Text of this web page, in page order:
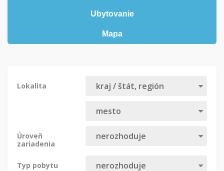
Ubytovanie
Mapa
Lokalita
Úroveň
zariadenia
Typ pobytu